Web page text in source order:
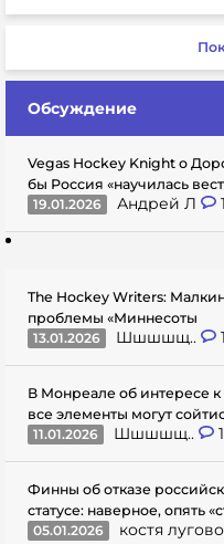
Обсуждение
Vegas Hockey Knight о
бы Россия «научилась
19.01.2026
Андрей Л 1
The Hockey Writers:
проблемы «Миннесоты
13.01.2026
Шшшшщ.. 1
В Монреале об интересе
все элементы могут
11.01.2026
Шшшшщ.. 1
Финны об отказе
статусе: наверное, опять
05.01.2026
костя